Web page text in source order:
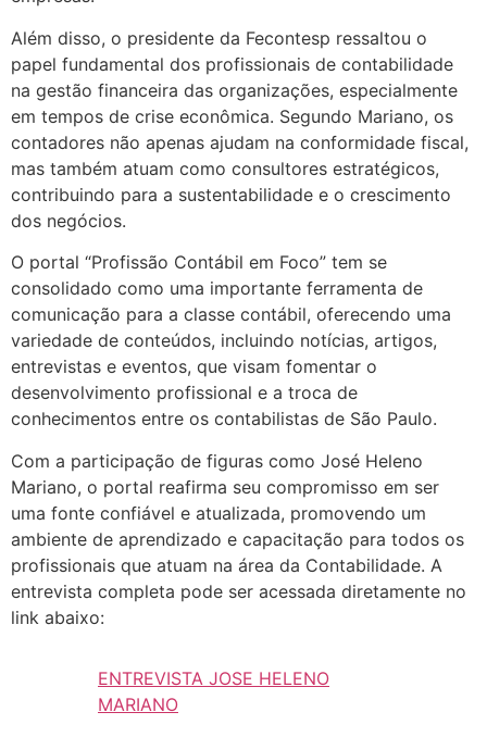
Além disso, o presidente da Fecontesp ressaltou o
papel fundamental dos profissionais de contabilidade
na gestão financeira das organizações, especialmente
em tempos de crise econômica. Segundo Mariano, os
contadores não apenas ajudam na conformidade fiscal,
mas também atuam como consultores estratégicos,
contribuindo para a sustentabilidade e o crescimento
dos negócios.
O portal “Profissão Contábil em Foco” tem se
consolidado como uma importante ferramenta de
comunicação para a classe contábil, oferecendo uma
variedade de conteúdos, incluindo notícias, artigos,
entrevistas e eventos, que visam fomentar o
desenvolvimento profissional e a troca de
conhecimentos entre os contabilistas de São Paulo.
Com a participação de figuras como José Heleno
Mariano, o portal reafirma seu compromisso em ser
uma fonte confiável e atualizada, promovendo um
ambiente de aprendizado e capacitação para todos os
profissionais que atuam na área da Contabilidade. A
entrevista completa pode ser acessada diretamente no
link abaixo:
ENTREVISTA JOSE HELENO
MARIANO